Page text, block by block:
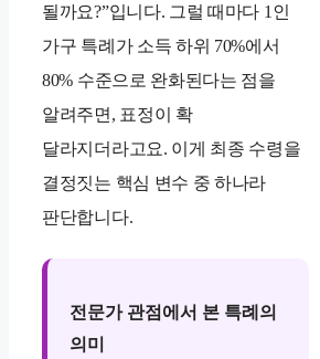
될까요?”입니다. 그럴 때마다 1인
가구 특례가 소득 하위 70%에서
80% 수준으로 완화된다는 점을
알려주면, 표정이 확
달라지더라고요. 이게 최종 수령을
결정짓는 핵심 변수 중 하나라
판단합니다.
전문가 관점에서 본 특례의
의미